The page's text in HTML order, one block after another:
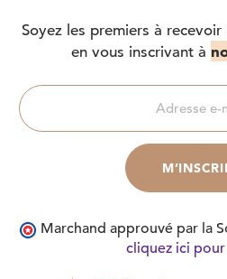
Soyez les premiers à
en vous inscrivant à
Marchand approuvé par la
cliquez ici